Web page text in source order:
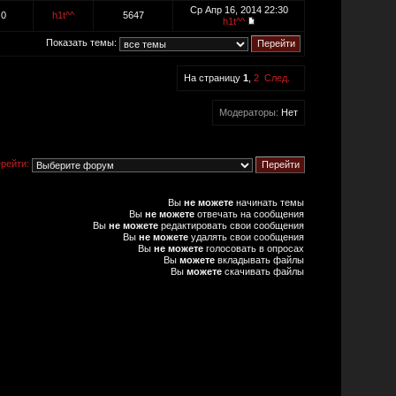
0 h1t^^ 5647
Ср Апр 16, 2014 22:30
h1t^^
Показать темы:
На страницу 1 2 След.
Модераторы: Нет
Вы не можете начинать темы
Вы не можете отвечать на сообщения
Вы не можете редактировать свои сообщения
Вы не можете удалять свои сообщения
Вы не можете голосовать в опросах
Вы можете вкладывать файлы
Вы можете скачивать файлы